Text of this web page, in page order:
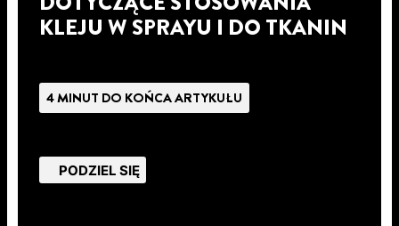
KLEJU W SPRAYU I DO TKANIN
4 MINUT DO KOŃCA ARTYKUŁU
PODZIEL SIĘ